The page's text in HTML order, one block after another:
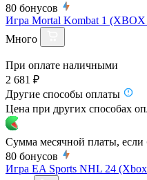
80 бонусов
Игра Mortal Kombat 1 (XBOX
Много
При оплате наличными
2 681 ₽
Другие способы оплаты
Цена при других способах
Сумма месячной платы, если
80 бонусов
Игра EA Sports NHL 24